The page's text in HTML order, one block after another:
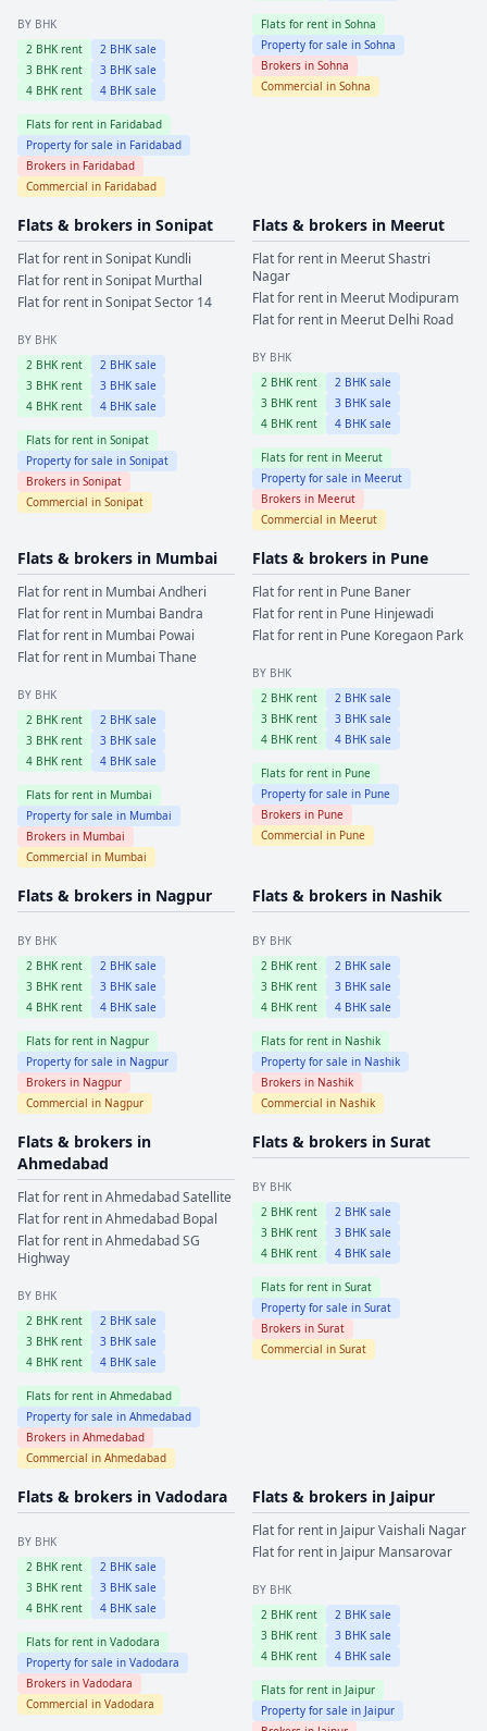
BY BHK
2 BHK rent 2 BHK sale
3 BHK rent 3 BHK sale
4 BHK rent 4 BHK sale
Flats for rent in Faridabad
Property for sale in Faridabad
Brokers in Faridabad
Commercial in Faridabad
Flats for rent in Sohna
Property for sale in Sohna
Brokers in Sohna
Commercial in Sohna
Flats & brokers in Sonipat
Flat for rent inSonipat Kundli
Flat for rent inSonipat Murthal
Flat for rent inSonipatSector 14
BY BHK
2 BHK rent 2 BHK sale
3 BHK rent 3 BHK sale
4 BHK rent 4 BHK sale
Flats for rent in Sonipat
Property for sale in Sonipat
Brokers in Sonipat
Commercial in Sonipat
Flats & brokers in Meerut
Flat for rent in MeerutShastri
Nagar
Flat for rent in Meerut Modipuram
Flat for rent in Meerut Delhi Road
BY BHK
2 BHK rent 2 BHK sale
3 BHK rent 3 BHK sale
4 BHK rent 4 BHK sale
Flats for rent in Meerut
Property for sale in Meerut
Brokers in Meerut
Commercial in Meerut
Flats & brokers in Mumbai
Flat for rent in Mumbai Andheri
Flat for rent in Mumbai Bandra
Flat for rent in Mumbai Powai
Flat for rent in Mumbai Thane
BY BHK
2 BHK rent 2 BHK sale
3 BHK rent 3 BHK sale
4 BHK rent 4 BHK sale
Flats for rent in Mumbai
Property for sale in Mumbai
Brokers in Mumbai
Commercial in Mumbai
Flats & brokers in Pune
Flat for rent in Pune Baner
Flat for rent in Pune Hinjewadi
Flat for rent in Pune Koregaon Park
BY BHK
2 BHK rent 2 BHK sale
3 BHK rent 3 BHK sale
4 BHK rent 4 BHK sale
Flats for rent in Pune
Property for sale in Pune
Brokers in Pune
Commercial in Pune
Flats & brokers in Nagpur
BY BHK
2 BHK rent 2 BHK sale
3 BHK rent 3 BHK sale
4 BHK rent 4 BHK sale
Flats for rent in Nagpur
Property for sale in Nagpur
Brokers in Nagpur
Commercial in Nagpur
Flats & brokers in Nashik
BY BHK
2 BHK rent 2 BHK sale
3 BHK rent 3 BHK sale
4 BHK rent 4 BHK sale
Flats for rent in Nashik
Property for sale in Nashik
Brokers in Nashik
Commercial in Nashik
Flats & brokers in
Ahmedabad
Flat for rent inAhmedabadSatellite
Flat for rent inAhmedabad Bopal
Flat for rent inAhmedabadSG
Highway
BY BHK
2 BHK rent 2 BHK sale
3 BHK rent 3 BHK sale
4 BHK rent 4 BHK sale
Flats for rent in Ahmedabad
Property for sale in Ahmedabad
Brokers in Ahmedabad
Commercial in Ahmedabad
Flats & brokers in Surat
BY BHK
2 BHK rent 2 BHK sale
3 BHK rent 3 BHK sale
4 BHK rent 4 BHK sale
Flats for rent in Surat
Property for sale in Surat
Brokers in Surat
Commercial in Surat
Flats & brokers in Vadodara
BY BHK
2 BHK rent 2 BHK sale
3 BHK rent 3 BHK sale
4 BHK rent 4 BHK sale
Flats for rent in Vadodara
Property for sale in Vadodara
Brokers in Vadodara
Commercial in Vadodara
Flats & brokers in Jaipur
Flat for rent in JaipurVaishali Nagar
Flat for rent in Jaipur Mansarovar
BY BHK
2 BHK rent 2 BHK sale
3 BHK rent 3 BHK sale
4 BHK rent 4 BHK sale
Flats for rent in Jaipur
Property for sale in Jaipur